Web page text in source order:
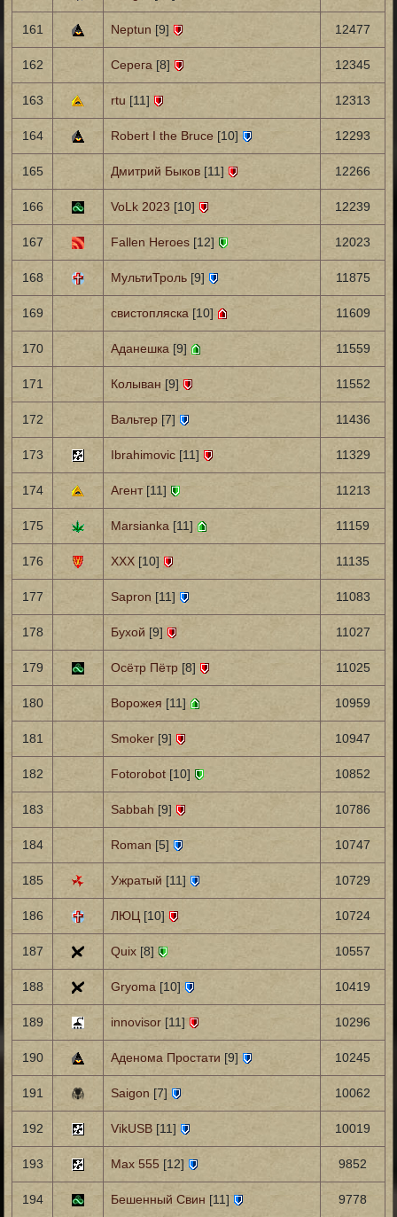
161 Neptun [9] 12477
162 Серега [8] 12345
163 rtu [11] 12313
164 Robert I the Bruce [10] 12293
165 Дмитрий Быков [11] 12266
166 VoLk 2023 [10] 12239
167 Fallen Heroes [12] 12023
168 МультиТроль [9] 11875
169 свистопляска [10] 11609
170 Аданешка [9] 11559
171 Колыван [9] 11552
172 Вальтер [7] 11436
173 Ibrahimovic [11] 11329
174 Агент [11] 11213
175 Marsianka [11] 11159
176 XXX [10] 11135
177 Sapron [11] 11083
178 Бухой [9] 11027
179 Осётр Пётр [8] 11025
180 Ворожея [11] 10959
181 Smoker [9] 10947
182 Fotorobot [10] 10852
183 Sabbah [9] 10786
184 Roman [5] 10747
185 Ужратый [11] 10729
186 ЛЮЦ [10] 10724
187 Quix [8] 10557
188 Gryoma [10] 10419
189 innovisor [11] 10296
190 Аденома Простати [9] 10245
191 Saigon [7] 10062
192 VikUSB [11] 10019
193 Max 555 [12] 9852
194 Бешенный Свин [11] 9778